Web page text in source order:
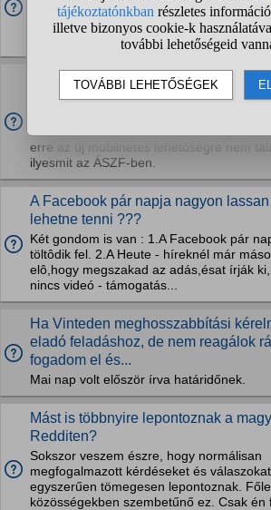
Például ha bejelentezek valahova
fórumozás), a jelszavakat, meg a
okostelefon operációs rendszere?
Yettel 30 naponta megújuló korlátlan
vonatkozik a napi 108 gigás
adatforgalmazás után aznap éjfélig
erre az új mobilnetes lehetőségre nem
ilyesmit az ÁSZF-ben.
A Facebook pár napja nagyon
lehetne tenni ???
Két gondom is van : 1.A Facebook pár
töltôdik fel. 2.A Heute - híreknél már
elô,hogy megszakad az adás,ésat írják
nincs videó - támogatás...
Ha Vinteden meghosszabbítási
eladó feladáshoz, de nem reagálok
fogadom el és...
Mai nap volt először írva határidőnek.
Mást is többnyire lepontoznak a
Redditen?
Sokszor veszem észre, hogy normálisan
megfogalmazott kérdéseket és
egyszerűen tömegesen lepontoznak.
közösségekben szembetűnő ez. Csak én